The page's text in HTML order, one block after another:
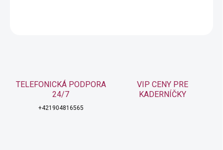
TELEFONICKÁ PODPORA
24/7
+421904816565
VIP CENY PRE
KADERNÍČKY